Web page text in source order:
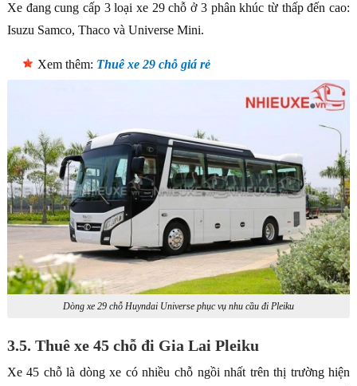
Xe đang cung cấp 3 loại xe 29 chỗ ở 3 phân khúc từ thấp đến cao:
Isuzu Samco, Thaco và Universe Mini.
Xem thêm: Thuê xe 29 chỗ giá rẻ
Dòng xe 29 chỗ Huyndai Universe phục vụ nhu cầu đi Pleiku
3.5. Thuê xe 45 chỗ đi Gia Lai Pleiku
Xe 45 chỗ là dòng xe có nhiều chỗ ngồi nhất trên thị trường hiện